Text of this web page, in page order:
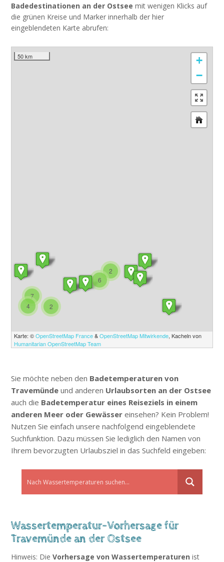
Badedestinationen an der Ostsee mit wenigen Klicks auf
die grünen Kreise und Marker innerhalb der hier
eingeblendeten Karte abrufen:
2
6
7
2
4
50 km
+
−
Karte: ©OpenStreetMap France&OpenStreetMap Mitwirkende, Kacheln von
Humanitarian OpenStreetMap Team
Sie möchte neben den Badetemperaturen von
Travemünde und anderen Urlaubsorten an der Ostsee
auch die Badetemperatur eines Reiseziels in einem
anderen Meer oder Gewässer einsehen? Kein Problem!
Nutzen Sie einfach unsere nachfolgend eingeblendete
Suchfunktion. Dazu müssen Sie lediglich den Namen von
Ihrem bevorzugten Urlaubsziel in das Suchfeld eingeben:
Wassertemperatur-Vorhersage für
Travemünde an der Ostsee
Hinweis: DieVorhersage von Wassertemperaturen ist